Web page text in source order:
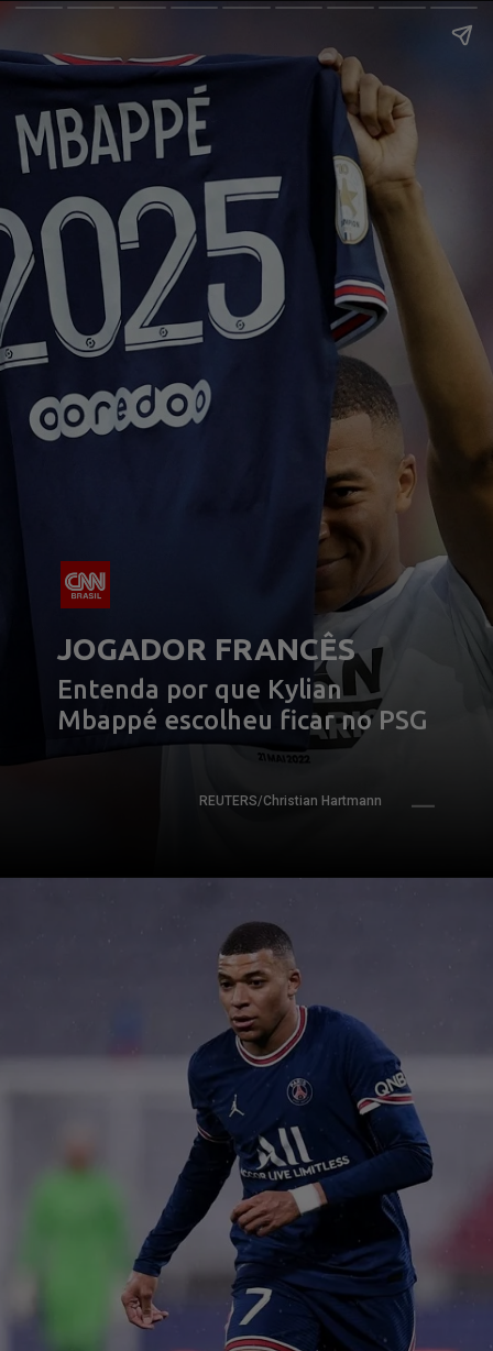
JOGADOR FRANCÊS
Entenda por que Kylian
Mbappé escolheu ficar no PSG
REUTERS/Christian Hartmann